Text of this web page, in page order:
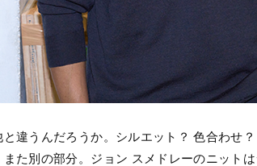
違うんだろうか。シルエット？ 色合わせ
た別の部分。ジョン スメドレーのニット